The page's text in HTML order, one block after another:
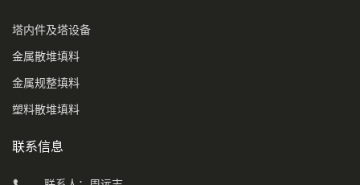
塔内件及塔设备
金属散堆填料
金属规整填料
塑料散堆填料
联系信息